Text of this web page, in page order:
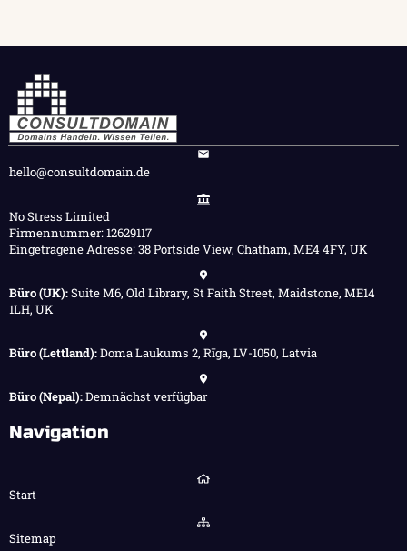
hello@consultdomain.de
No Stress Limited
Firmennummer: 12629117
Eingetragene Adresse: 38 Portside View, Chatham, ME4 4FY, UK
Büro (UK):Suite M6, Old Library, St Faith Street, Maidstone, ME14
1LH, UK
Büro (Lettland):Doma Laukums 2, Rīga, LV-1050, Latvia
Büro (Nepal):Demnächst verfügbar
Navigation
Start
Sitemap